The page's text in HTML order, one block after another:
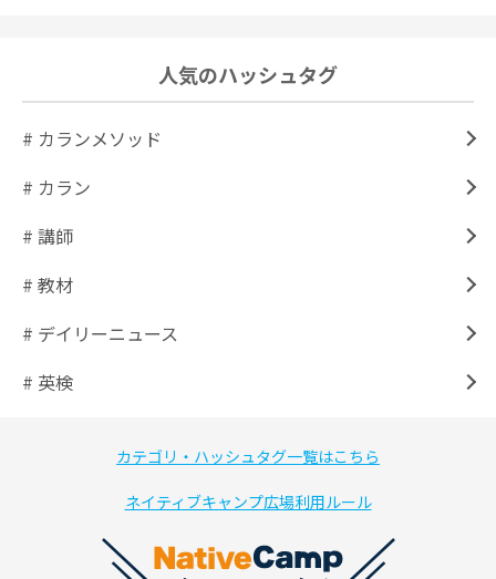
人気のハッシュタグ
# カランメソッド
# カラン
# 講師
# 教材
# デイリーニュース
# 英検
カテゴリ・ハッシュタグ一覧はこちら
ネイティブキャンプ広場利用ルール